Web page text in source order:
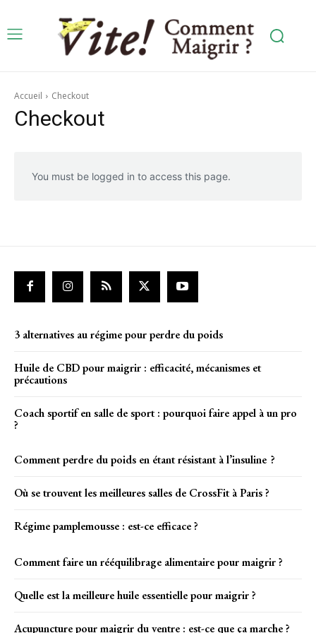
Accueil Checkout
Checkout
You must be logged in to access this page.
3 alternatives au régime pour perdre du poids
Huile de CBD pour maigrir : efficacité, mécanismes et
précautions
Coach sportif en salle de sport : pourquoi faire appel à un pro
?
Comment perdre du poids en étant résistant à l’insuline ?
Où se trouvent les meilleures salles de CrossFit à Paris ?
Régime pamplemousse : est-ce efficace ?
Comment faire un rééquilibrage alimentaire pour maigrir ?
Quelle est la meilleure huile essentielle pour maigrir ?
Acupuncture pour maigrir du ventre : est-ce que ça marche ?